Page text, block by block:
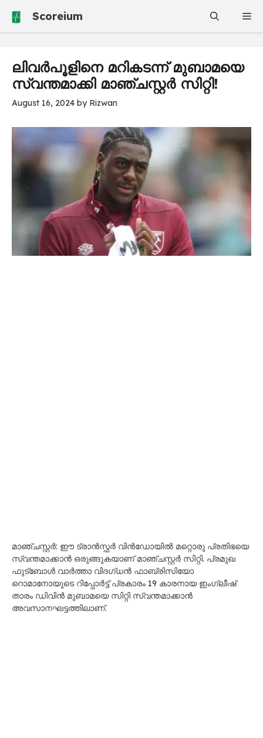
Scoreium
ലിവർപൂളിനെ മറികടന്ന് മുബാമയെ
സ്വന്തമാക്കി മാഞ്ചസ്റ്റർ സിറ്റി!
August 16, 2024 by Rizwan
മാഞ്ചസ്റ്റർ: ഈ ട്രാൻസ്ഫർ വിൻഡോയിൽ മറ്റൊരു പ്രതിഭയെ
സ്വന്തമാക്കാൻ ഒരുങ്ങുകയാണ് മാഞ്ചസ്റ്റർ സിറ്റി. പ്രമുഖ
ഫുട്ബോൾ വാർത്താ വിദഗ്ധൻ ഫാബ്രിസിയോ
റൊമാനോയുടെ റിപ്പോർട്ട് പ്രകാരം 19 കാരനായ ഇംഗ്ലീഷ്
താരം ഡിവിൻ മുബാമയെ സിറ്റി സ്വന്തമാക്കാൻ
അവസാനഘട്ടത്തിലാണ്.